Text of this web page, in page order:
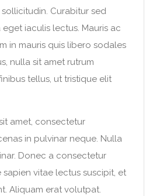
Curabitur sed
iaculis lectus. Mauris ac
in mauris quis libero sodales
nulla sit amet rutrum
tellus, ut tristique elit
amet, consectetur
in pulvinar neque. Nulla
Donec a consectetur
vitae lectus suscipit, et
Aliquam erat volutpat.